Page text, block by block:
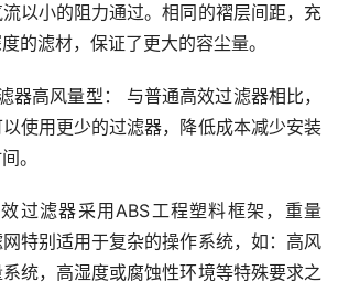
以小的阻力通过。相同的褶层间距，充
的滤材，保证了更大的容尘量。
器高风量型： 与普通高效过滤器相比，
使用更少的过滤器，降低成本减少安装
。
过滤器采用ABS工程塑料框架，重量
特别适用于复杂的操作系统，如：高风
统，高湿度或腐蚀性环境等特殊要求之